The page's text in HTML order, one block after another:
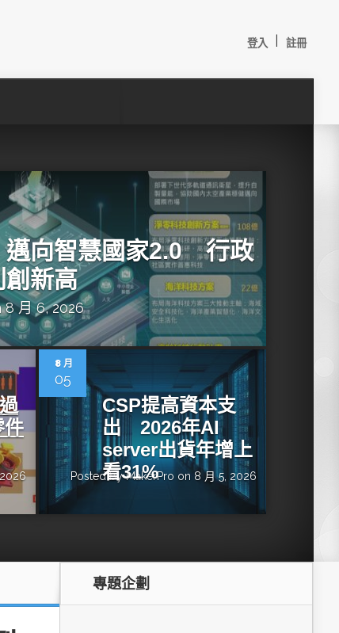
登入 註冊
AI機器
OpenVINO×ExecuTorch：解鎖英特爾架構AI PC模型
推論效能新境界
邁向智慧國家2.0 行政
創新高
月 6, 2026
件
8 月
05
CSP提高資本支
出 2026年AI
server出貨年增上
看31%
Posted byMakerPro on 8 月 5, 2026
專題企劃